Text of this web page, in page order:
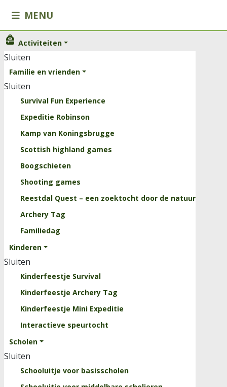
MENU
Activiteiten
Sluiten
Familie en vrienden
Kinderen
Scholen
Onze arrangementen
Horeca
Trainingen
Sluiten
Kids
Groepslessen
Personal Training Reestdal Outdoor
Clinics
Rooster
Evenementen
Over ons
Sluiten
Kinderparcours
Professionele Survivalbaan
Krachttrainingsrek
Waterbak
Activiteiten
Sluiten
Familie en vrienden
Sluiten
Survival Fun Experience
Expeditie Robinson
Kamp van Koningsbrugge
Scottish highland games
Boogschieten
Shooting games
Reestdal Quest – een zoektocht door de natuur
Archery Tag
Familiedag
Kinderen
Sluiten
Kinderfeestje Survival
Kinderfeestje Archery Tag
Kinderfeestje Mini Expeditie
Interactieve speurtocht
Scholen
Sluiten
Schooluitje voor basisscholen